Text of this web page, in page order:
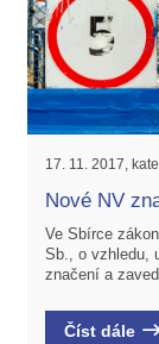
17. 11. 2017,
Nové NV
Ve Sbírce
Sb., o vzhledu,
značení a
Číst dále